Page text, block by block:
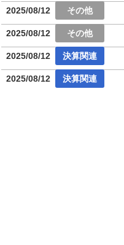
2025/08/12
2025/08/12
2025/08/12
2025/08/12